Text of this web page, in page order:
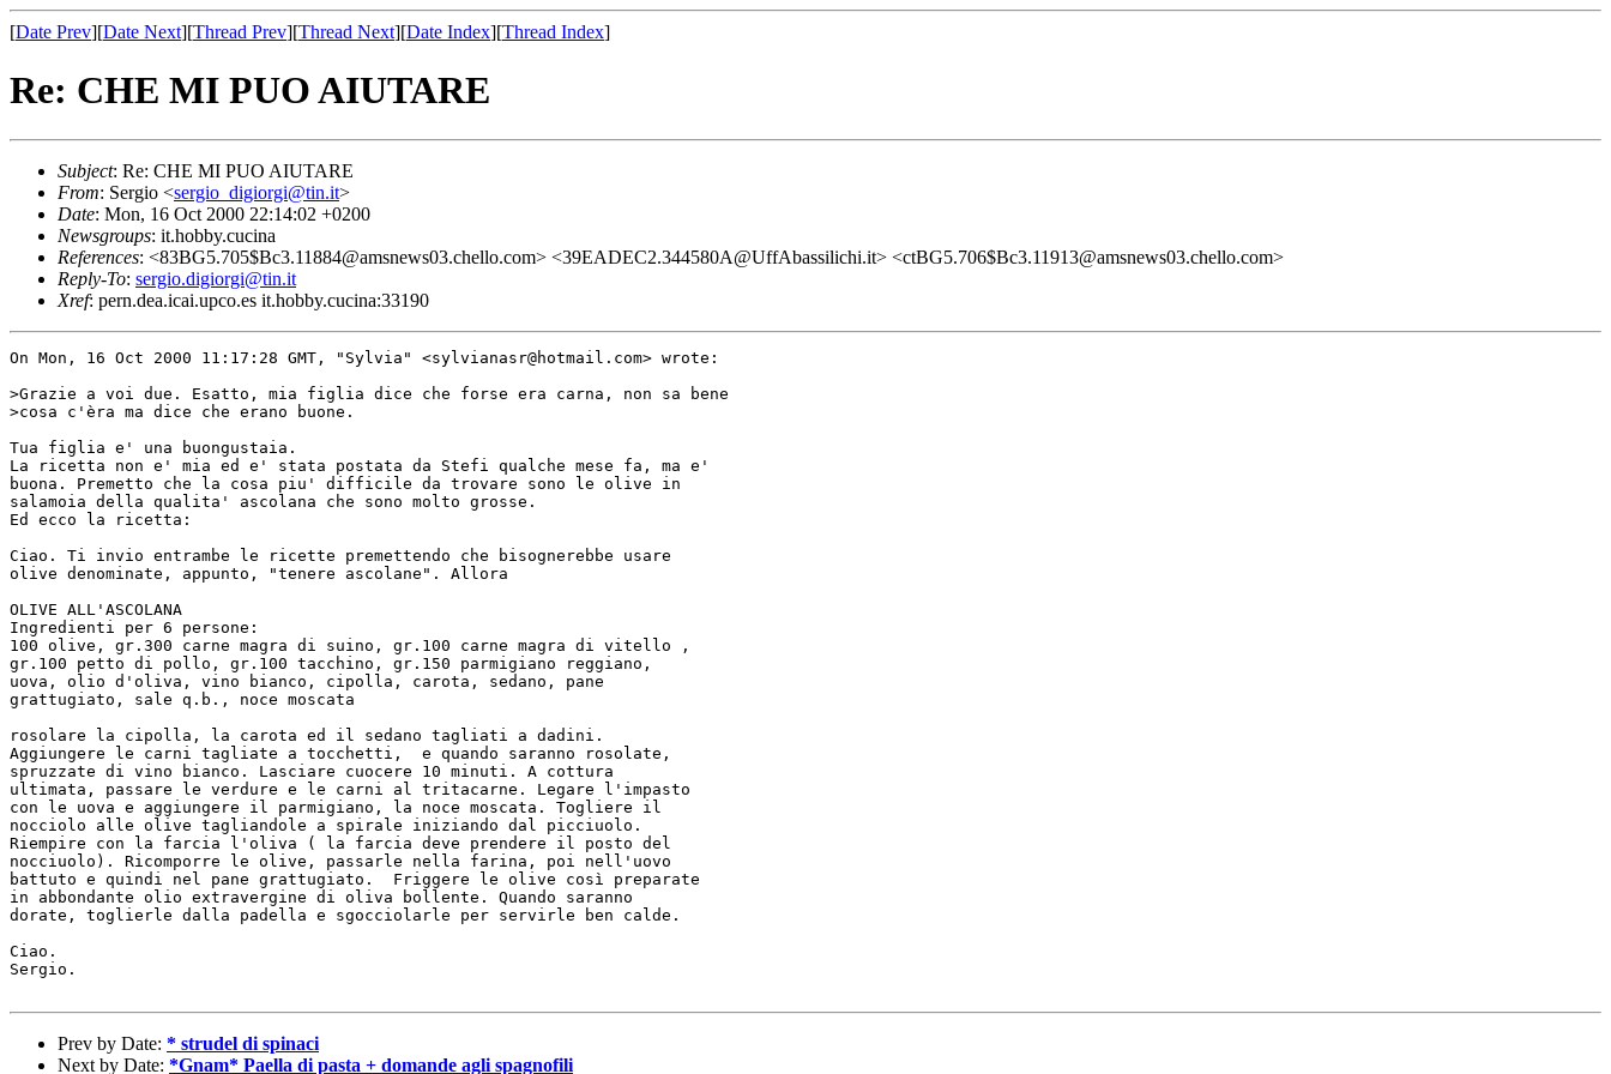
[Date Prev][Date Next][Thread Prev][Thread Next][Date Index][Thread Index]
Re: CHE MI PUO AIUTARE
Subject: Re: CHE MI PUO AIUTARE
From: Sergio <sergio_digiorgi@tin.it>
Date: Mon, 16 Oct 2000 22:14:02 +0200
Newsgroups: it.hobby.cucina
References: <83BG5.705$Bc3.11884@amsnews03.chello.com> <39EADEC2.344580A@UffAbassilichi.it> <ctBG5.706$Bc3.11913@amsnews03.chello.com>
Reply-To: sergio.digiorgi@tin.it
Xref: pern.dea.icai.upco.es it.hobby.cucina:33190
On Mon, 16 Oct 2000 11:17:28 GMT, "Sylvia" <sylvianasr@hotmail.com> wrote:
>Grazie a voi due. Esatto, mia figlia dice che forse era carna, non sa bene
>cosa c'èra ma dice che erano buone.
Tua figlia e' una buongustaia.
La ricetta non e' mia ed e' stata postata da Stefi qualche mese fa, ma e'
buona. Premetto che la cosa piu' difficile da trovare sono le olive in
salamoia della qualita' ascolana che sono molto grosse.
Ed ecco la ricetta:
Ciao. Ti invio entrambe le ricette premettendo che bisognerebbe usare
olive denominate, appunto, "tenere ascolane". Allora
OLIVE ALL'ASCOLANA
Ingredienti per 6 persone:
100 olive, gr.300 carne magra di suino, gr.100 carne magra di vitello ,
gr.100 petto di pollo, gr.100 tacchino, gr.150 parmigiano reggiano,
uova, olio d'oliva, vino bianco, cipolla, carota, sedano, pane
grattugiato, sale q.b., noce moscata
rosolare la cipolla, la carota ed il sedano tagliati a dadini.
Aggiungere le carni tagliate a tocchetti,  e quando saranno rosolate,
spruzzate di vino bianco. Lasciare cuocere 10 minuti. A cottura
ultimata, passare le verdure e le carni al tritacarne. Legare l'impasto
con le uova e aggiungere il parmigiano, la noce moscata. Togliere il
nocciolo alle olive tagliandole a spirale iniziando dal picciuolo.
Riempire con la farcia l'oliva ( la farcia deve prendere il posto del
nocciuolo). Ricomporre le olive, passarle nella farina, poi nell'uovo
battuto e quindi nel pane grattugiato.  Friggere le olive così preparate
in abbondante olio extravergine di oliva bollente. Quando saranno
dorate, toglierle dalla padella e sgocciolarle per servirle ben calde.
Ciao.
Sergio.
Prev by Date: * strudel di spinaci
Next by Date: *Gnam* Paella di pasta + domande agli spagnofili